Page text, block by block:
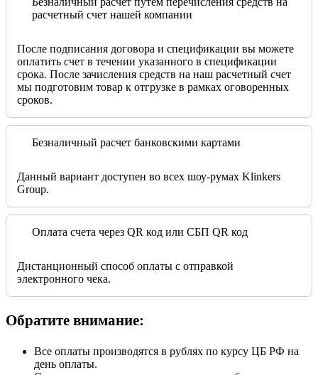
расчетный счет нашей компании
После подписания договора и спецификации вы можете
оплатить счет в течении указанного в спецификации
срока. После зачисления средств на наш расчетный счет
мы подготовим товар к отгрузке в рамках оговоренных
сроков.
Безналичный расчет банковскими картами
Данный вариант доступен во всех шоу-румах Klinkers
Group.
Оплата счета через QR код или СБП QR код
Дистанционный способ оплаты с отправкой
электронного чека.
Обратите внимание:
Все оплаты производятся в рублях по курсу ЦБ РФ на
день оплаты.